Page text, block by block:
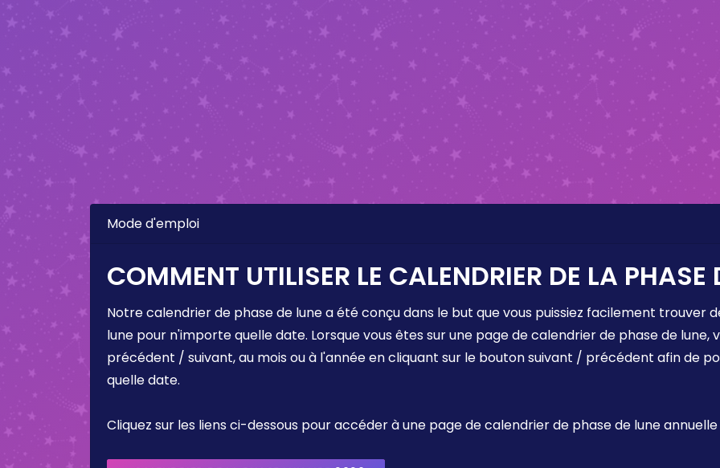
Mode d'emploi
COMMENT UTILISER LE CALENDRIER DE LA PHASE
Notre calendrier de phase de lune a été conçu dans le but que vous puissiez facilement trouver
lune pour n'importe quelle date. Lorsque vous êtes sur une page de calendrier de phase de
précédent / suivant, au mois ou à l'année en cliquant sur le bouton suivant / précédent afin de
quelle date.
Cliquez sur les liens ci-dessous pour accéder à une page de calendrier de phase de lune